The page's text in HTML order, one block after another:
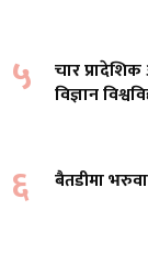
५
चार
विज्ञान
६ बैतडीमा